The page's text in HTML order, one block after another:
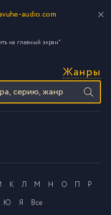
audio.com
на главный экран"
Жанры
К Л М Н О П
Р
Ю Я Все